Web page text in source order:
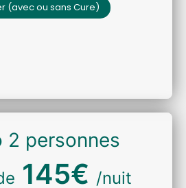
(avec ou sans Cure)
2 personnes
145€ /nuit